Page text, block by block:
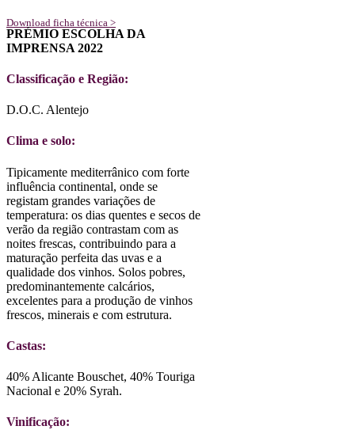
Download ficha técnica >
PRÉMIO ESCOLHA DA
IMPRENSA 2022
Classificação e Região:
D.O.C. Alentejo
Clima e solo:
Tipicamente mediterrânico com forte
influência continental, onde se
registam grandes variações de
temperatura: os dias quentes e secos de
verão da região contrastam com as
noites frescas, contribuindo para a
maturação perfeita das uvas e a
qualidade dos vinhos. Solos pobres,
predominantemente calcários,
excelentes para a produção de vinhos
frescos, minerais e com estrutura.
Castas:
40% Alicante Bouschet, 40% Touriga
Nacional e 20% Syrah.
Vinificação: